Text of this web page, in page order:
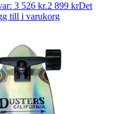
3 526 kr.2 899 krDet
till i varukorg